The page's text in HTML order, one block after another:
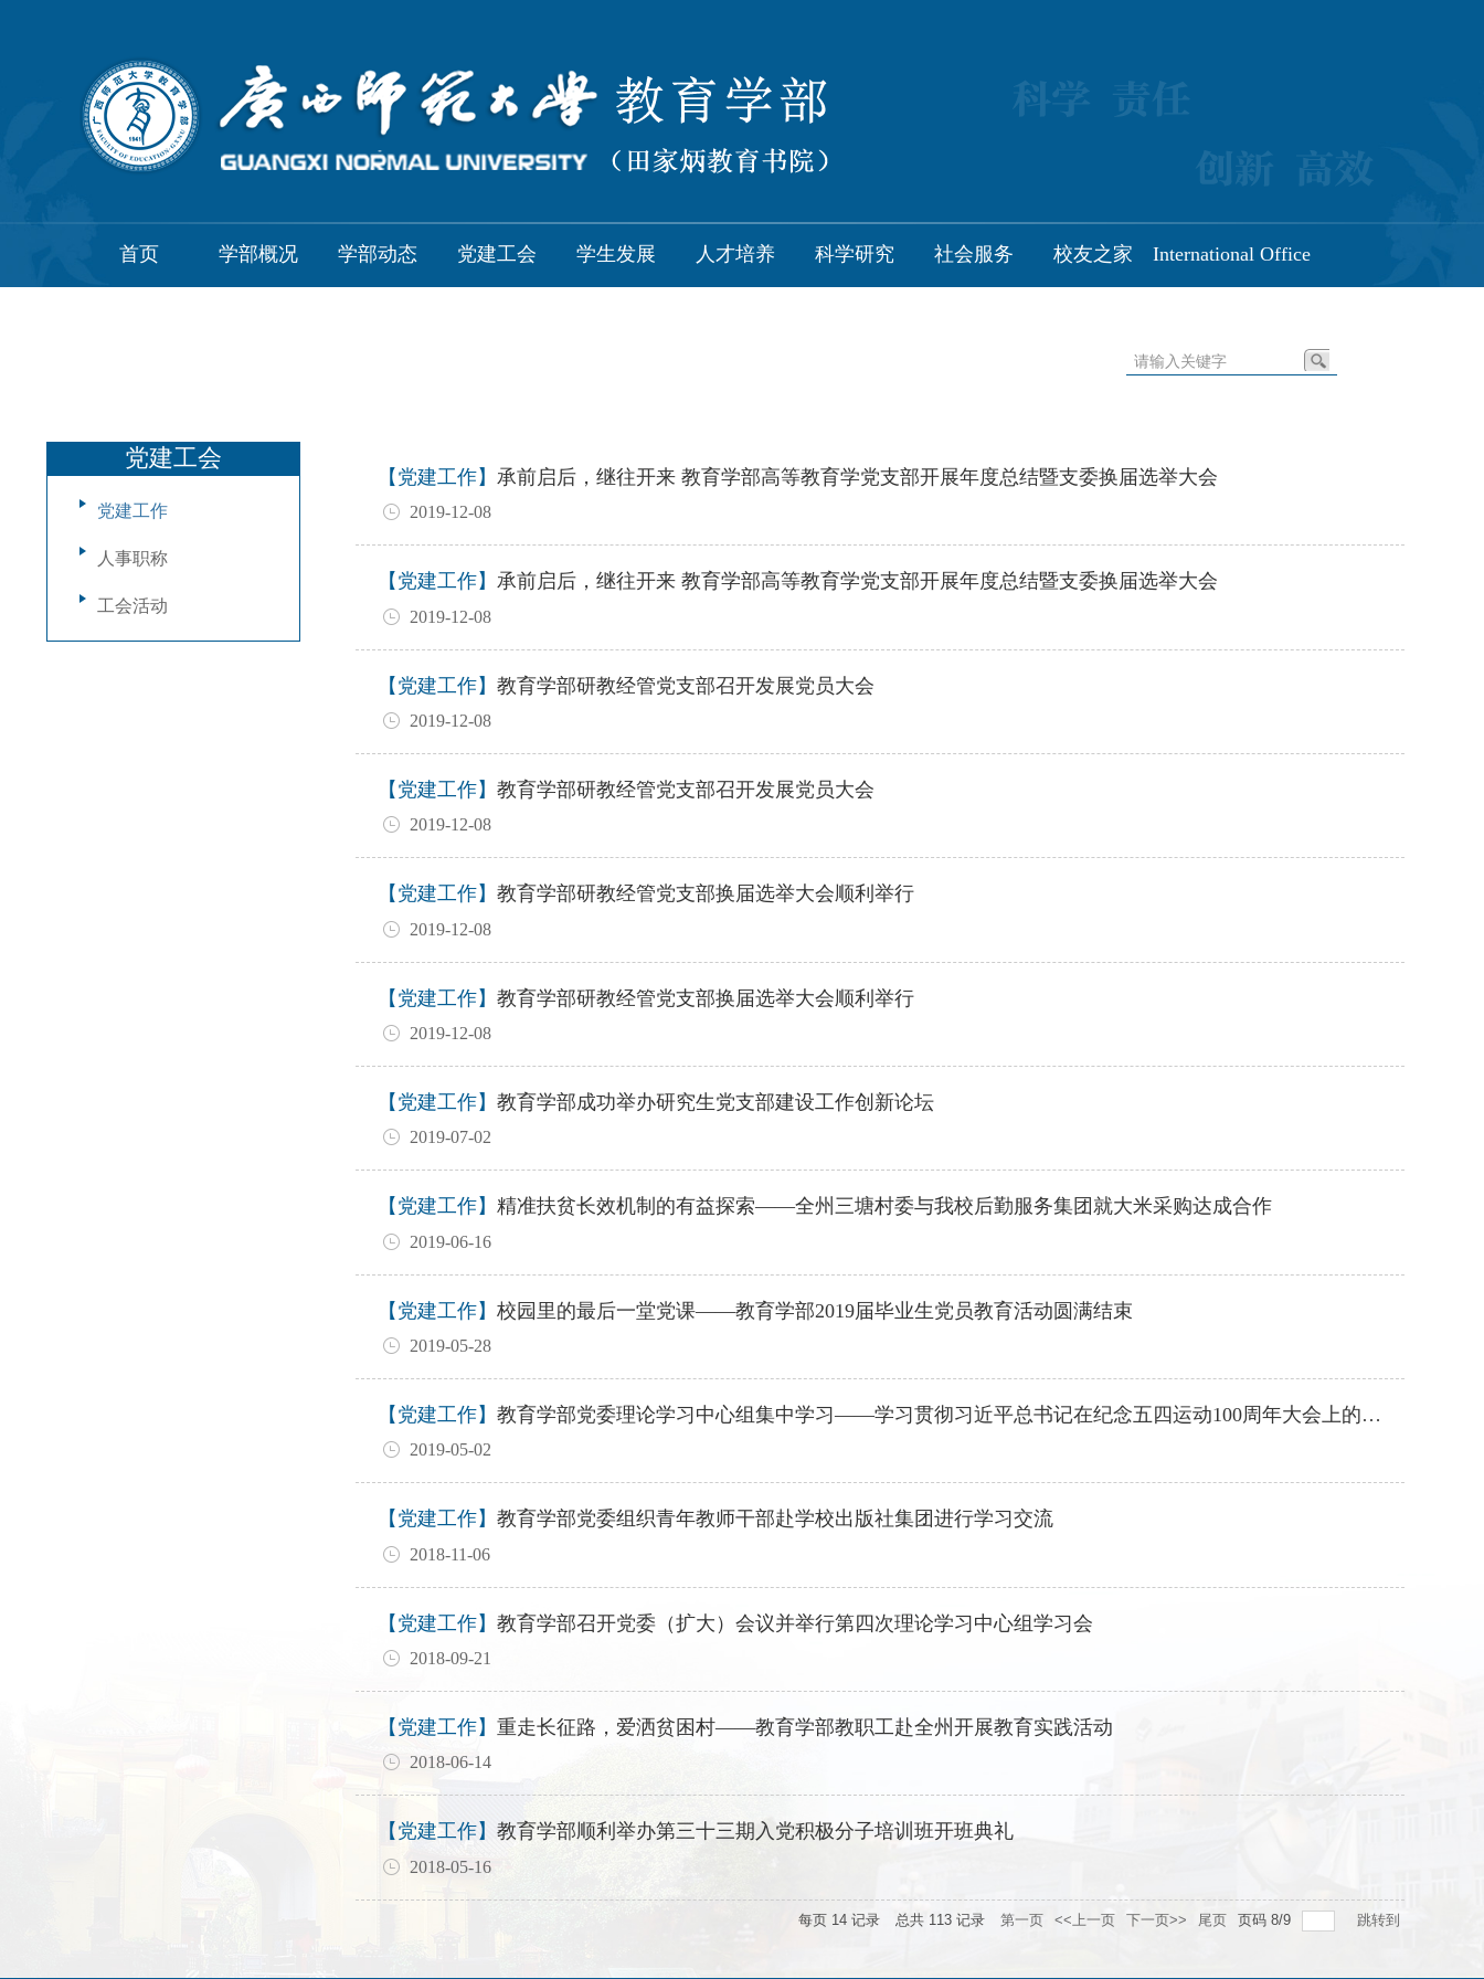
首页 学部概况 学部动态 党建工会 学生发展 人才培养 科学研究 社会服务 校友之家 International Office
党建工会
党建工作
人事职称
工会活动
【党建工作】 承前启后，继往开来 教育学部高等教育学党支部开展年度总结暨支委换届选举大会
2019-12-08
【党建工作】 承前启后，继往开来 教育学部高等教育学党支部开展年度总结暨支委换届选举大会
2019-12-08
【党建工作】 教育学部研教经管党支部召开发展党员大会
2019-12-08
【党建工作】 教育学部研教经管党支部召开发展党员大会
2019-12-08
【党建工作】 教育学部研教经管党支部换届选举大会顺利举行
2019-12-08
【党建工作】 教育学部研教经管党支部换届选举大会顺利举行
2019-12-08
【党建工作】 教育学部成功举办研究生党支部建设工作创新论坛
2019-07-02
【党建工作】 精准扶贫长效机制的有益探索——全州三塘村委与我校后勤服务集团就大米采购达成合作
2019-06-16
【党建工作】 校园里的最后一堂党课——教育学部2019届毕业生党员教育活动圆满结束
2019-05-28
【党建工作】 教育学部党委理论学习中心组集中学习——学习贯彻习近平总书记在纪念五四运动100周年大会上的讲话精神
2019-05-02
【党建工作】 教育学部党委组织青年教师干部赴学校出版社集团进行学习交流
2018-11-06
【党建工作】 教育学部召开党委（扩大）会议并举行第四次理论学习中心组学习会
2018-09-21
【党建工作】 重走长征路，爱洒贫困村——教育学部教职工赴全州开展教育实践活动
2018-06-14
【党建工作】 教育学部顺利举办第三十三期入党积极分子培训班开班典礼
2018-05-16
每页 14 记录 总共 113 记录 第一页 <<上一页 下一页>> 尾页 页码 8/9 跳转到